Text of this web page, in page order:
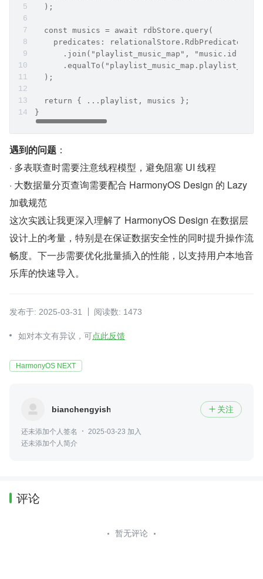
  );
  const musics = await rdbStore.query(
predicates:
.join("playlist_music_map", "music.id =
.equalTo("playlist_music_map.playlist_id",
  );
  return { ...playlist, musics };
}
遇到的问题 ：
· 多表联查时需要注意线程模型，避免阻塞 UI 线程
· 大数据量分页查询需要配合 HarmonyOS Design 的 Lazy
加载规范
这次实践让我更深入理解了 HarmonyOS Design 在数据层
设计上的考量，特别是在保证数据安全性的同时提升操作流
畅度。下一步需要优化批量插入的性能，以支持用户本地音
乐库的快速导入。
发布于: 2025-03-31 阅读数: 1473
如对本文有异议，可点此反馈
HarmonyOS NEXT
bianchengyishu  关注
还未添加个人签名
2025-03-23 加入
还未添加个人简介
评论
暂无评论